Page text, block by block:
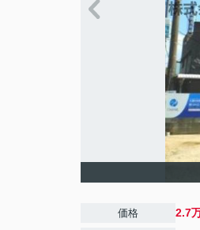
価格 2.7